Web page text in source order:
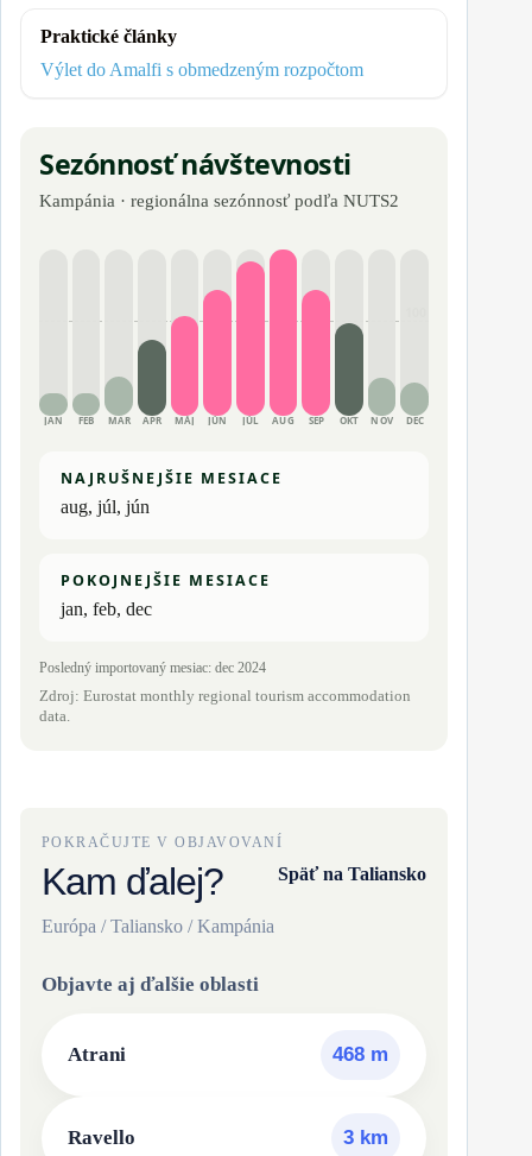
Praktické články
Výlet do Amalfi s obmedzeným rozpočtom
Sezónnosť návštevnosti
Kampánia · regionálna sezónnosť podľa NUTS2
JAN FEB MAR APR MÁJ JÚN JÚL AUG SEP OKT NOV DEC
NAJRUŠNEJŠIE MESIACE
aug, júl, jún
POKOJNEJŠIE MESIACE
jan, feb, dec
Posledný importovaný mesiac: dec 2024
Zdroj: Eurostat monthly regional tourism accommodation
data.
POKRAČUJTE V OBJAVOVANÍ
Kam ďalej?
Európa / Taliansko / Kampánia
Späť na Taliansko
Objavte aj ďalšie oblasti
Atrani 468 m
Ravello 3 km